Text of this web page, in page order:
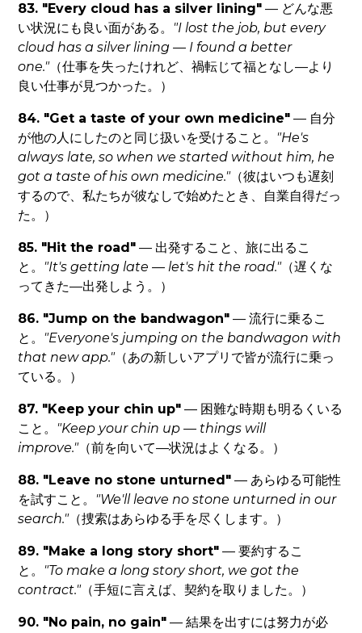
83. "Every cloud has a silver lining" — どんな悪
い状況にも良い面がある。 "I lost the job, but every
cloud has a silver lining — I found a better
one."（仕事を失ったけれど、禍転じて福となし—より
良い仕事が見つかった。）
84. "Get a taste of your own medicine" — 自分
が他の人にしたのと同じ扱いを受けること。 "He's
always late, so when we started without him, he
got a taste of his own medicine."（彼はいつも遅刻
するので、私たちが彼なしで始めたとき、自業自得だっ
た。）
85. "Hit the road" — 出発すること、旅に出るこ
と。 "It's getting late — let's hit the road."（遅くな
ってきた—出発しよう。）
86. "Jump on the bandwagon" — 流行に乗るこ
と。 "Everyone's jumping on the bandwagon with
that new app."（あの新しいアプリで皆が流行に乗っ
ている。）
87. "Keep your chin up" — 困難な時期も明るくいる
こと。 "Keep your chin up — things will
improve."（前を向いて—状況はよくなる。）
88. "Leave no stone unturned" — あらゆる可能性
を試すこと。 "We'll leave no stone unturned in our
search."（捜索はあらゆる手を尽くします。）
89. "Make a long story short" — 要約するこ
と。 "To make a long story short, we got the
contract."（手短に言えば、契約を取りました。）
90. "No pain, no gain" — 結果を出すには努力が必